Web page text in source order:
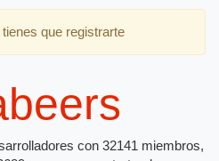
que registrarte
con 32141 miembros,